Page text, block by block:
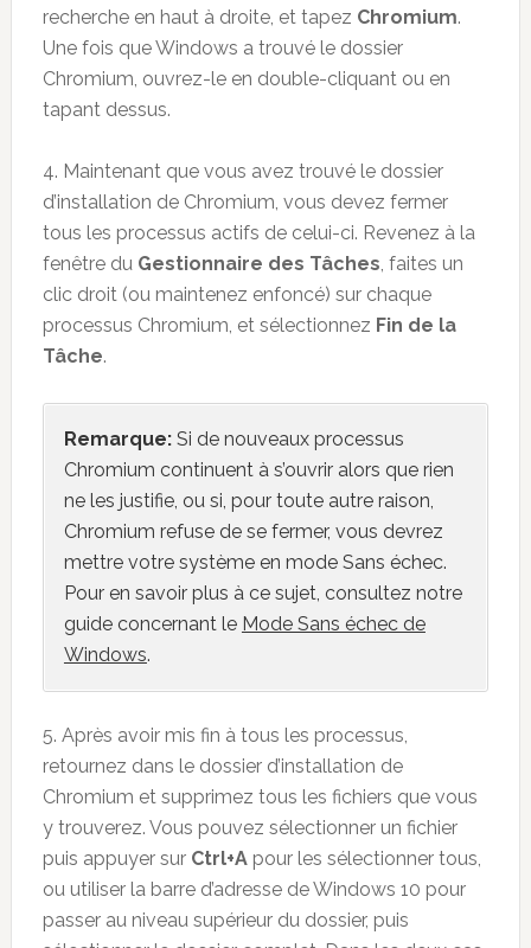
recherche en haut à droite, et tapez Chromium.
Une fois que Windows a trouvé le dossier
Chromium, ouvrez-le en double-cliquant ou en
tapant dessus.
4. Maintenant que vous avez trouvé le dossier
d’installation de Chromium, vous devez fermer
tous les processus actifs de celui-ci. Revenez à la
fenêtre du Gestionnaire des Tâches, faites un
clic droit (ou maintenez enfoncé) sur chaque
processus Chromium, et sélectionnez Fin de la
Tâche.
Remarque:Si de nouveaux processus
Chromium continuent à s’ouvrir alors que rien
ne les justifie, ou si, pour toute autre raison,
Chromium refuse de se fermer, vous devrez
mettre votre système en mode Sans échec.
Pour en savoir plus à ce sujet, consultez notre
guide concernant le Mode Sans échec de
Windows.
5. Après avoir mis fin à tous les processus,
retournez dans le dossier d’installation de
Chromium et supprimez tous les fichiers que vous
y trouverez. Vous pouvez sélectionner un fichier
puis appuyer sur Ctrl+Apour les sélectionner tous,
ou utiliser la barre d’adresse de Windows 10 pour
passer au niveau supérieur du dossier, puis